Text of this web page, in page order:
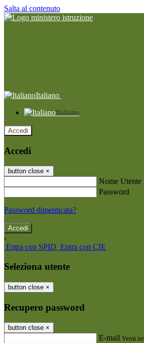
Salta al contenuto
Italiano
Italiano
Accedi
Accedi
button close ×
Nome Utente
Password
Password dimenticata?
-
Entra con SPID Entra con CIE
Seleziona utente
button close ×
Recupero password
button close ×
E-mail Verrà